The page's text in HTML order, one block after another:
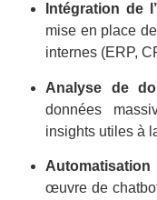
Intégration de
mise en place
internes (ERP,
Analyse de
données
insights utiles à
œuvre de